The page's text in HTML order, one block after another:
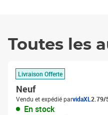
Toutes les
Livraison Offerte
Neuf
Vendu et expédié parvidaXL 2.79/
En stock